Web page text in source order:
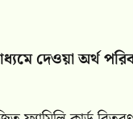
দেওয়া অর্থ